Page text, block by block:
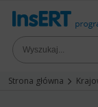
Strona główna